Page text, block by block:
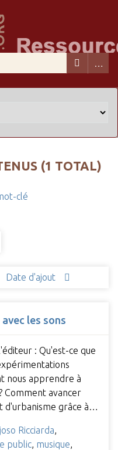
(1 TOTAL)
clé
Date d'ajout
les sons
: Qu'est-ce que
nous apprendre à
Comment avancer
grâce à…
Ricciarda
public musique